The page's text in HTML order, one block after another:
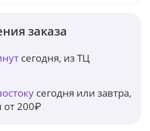
заказа
сегодня, из ТЦ
сегодня или завтра,
от 200₽